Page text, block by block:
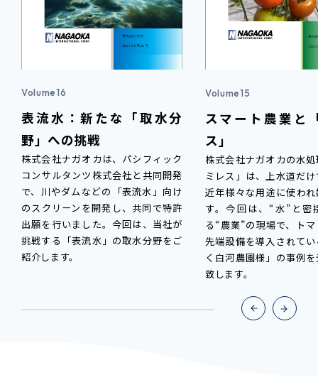
Volume16
表流水：新たな「取水分
野」への挑戦
株式会社ナガオカは、パシフィック
コンサルタンツ株式会社と共同開発
で、川やダムなどの「表流水」向け
のスクリーンを開発し、共同で特許
出願を行いました。今回は、当社が
挑戦する「表流水」の取水分野をご
紹介します。
Volume15
スマート農業と
ス」
株式会社ナガオカの水
ミレス」は、上水道だ
近年様々な用途に使わ
す。今回は、“水”と密
る“農業”の現場で、ト
先端設備を導入されて
く白河農園様」の事例
致します。